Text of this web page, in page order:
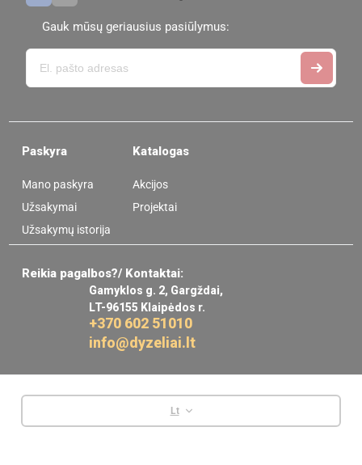
Gauk mūsų geriausius pasiūlymus:
Paskyra
Mano paskyra
Užsakymai
Užsakymų istorija
Katalogas
Akcijos
Projektai
Reikia pagalbos?/ Kontaktai:
Gamyklos g. 2, Gargždai,
LT-96155 Klaipėdos r.
+370 602 51010
info@dyzeliai.lt
Lt